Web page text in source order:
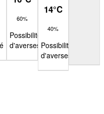
60%
Possibilité
d'averses
14°C
40%
Possibilité
d'averses